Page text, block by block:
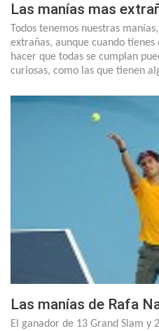
Las manías mas
Todos tenemos nuestras
extrañas, aunque cuando
hacer que todas se cumplan
curiosas, como las que tienen
Las manías de Rafa
El ganador de 13 Grand Slam y